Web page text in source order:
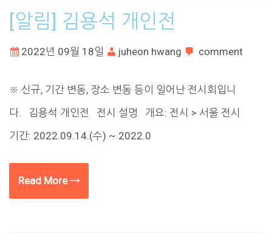
[알림] 김용석 개인전
2022년 09월 18일 juheon hwang comment
※ 신규, 기간 변동, 장소 변동 등이 일어난 전시회입니
다. 김용석 개인전 전시 설명 개요: 전시 > 서울 전시
기간: 2022.09.14.(수) ~ 2022.0
Read More →